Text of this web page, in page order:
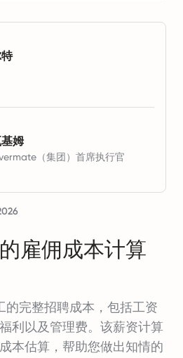
姆
（集团）首席执行官
雇佣成本计算
的完整招聘成本，包括工资
利以及管理费。该薪资计算
本估算，帮助您做出知情的